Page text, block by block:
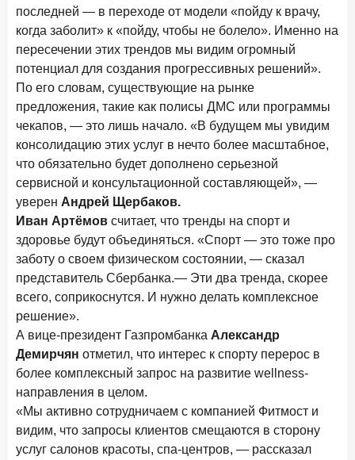
последней — в переходе от модели «пойду к врачу,
когда заболит» к «пойду, чтобы не болело». Именно на
пересечении этих трендов мы видим огромный
потенциал для создания прогрессивных решений».
По его словам, существующие на рынке
предложения, такие как полисы ДМС или программы
чекапов, — это лишь начало. «В будущем мы увидим
консолидацию этих услуг в нечто более масштабное,
что обязательно будет дополнено серьезной
сервисной и консультационной составляющей», —
уверен Андрей Щербаков.
Иван Артёмов считает, что тренды на спорт и
здоровье будут объединяться. «Спорт — это тоже про
заботу о своем физическом состоянии, — сказал
представитель Сбербанка.— Эти два тренда, скорее
всего, соприкоснутся. И нужно делать комплексное
решение».
А вице-президент Газпромбанка Александр
Демирчян отметил, что интерес к спорту перерос в
более комплексный запрос на развитие wellness-
направления в целом.
«Мы активно сотрудничаем с компанией Фитмост и
видим, что запросы клиентов смещаются в сторону
услуг салонов красоты, спа-центров, — рассказал